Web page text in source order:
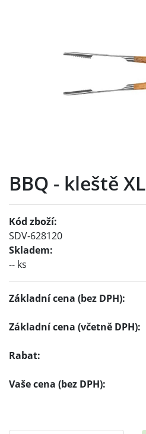
BBQ - kleště XL
Kód zboží:
SDV-628120
Skladem:
-- ks
Základní cena (bez DPH):
Základní cena (včetně DPH):
Rabat:
Vaše cena (bez DPH):